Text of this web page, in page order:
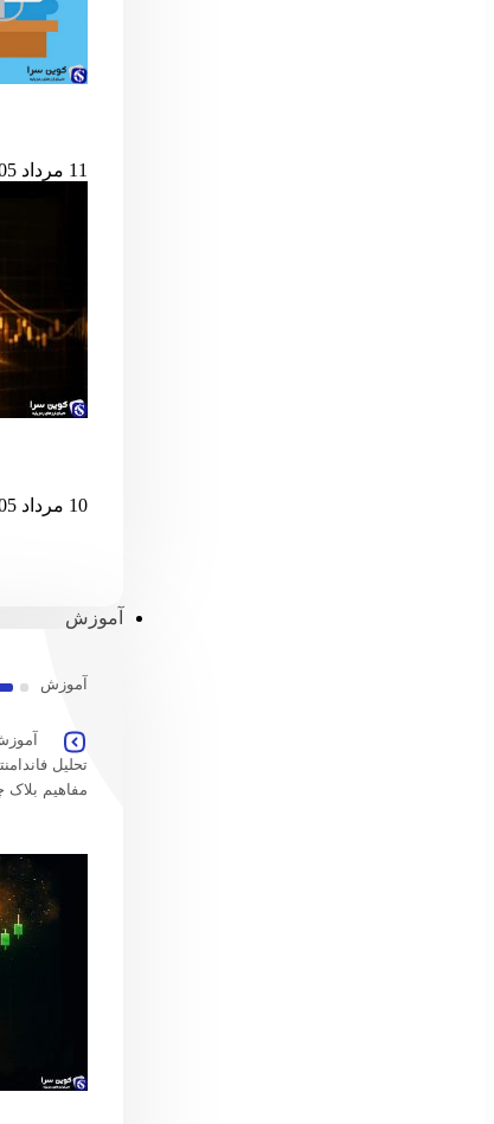
11 مرداد 1405
10 مرداد 1405
آموزش
آموزش
تحلیل
مفاهیم بلاک